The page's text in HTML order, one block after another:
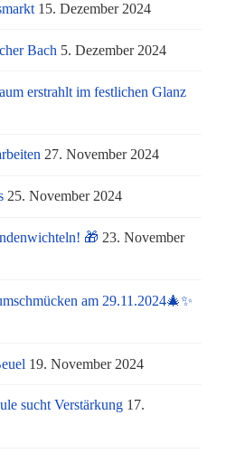
15. Dezember 2024
Bach 5. Dezember 2024
erstrahlt im festlichen Glanz
27. November 2024
25. November 2024
🎁 23. November
am 29.11.2024🎄✨
19. November 2024
sucht Verstärkung 17.